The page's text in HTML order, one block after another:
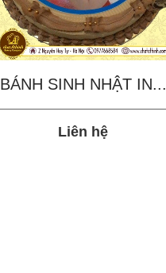
BÁNH SINH NHẬT IN...
Liên hệ